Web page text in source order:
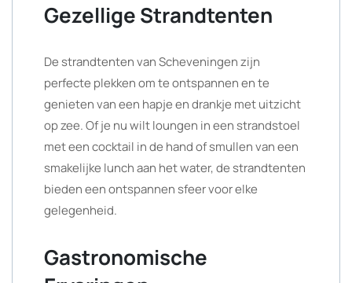
Gezellige Strandtenten
De strandtenten van Scheveningen zijn
perfecte plekken om te ontspannen en te
genieten van een hapje en drankje met uitzicht
op zee. Of je nu wilt loungen in een strandstoel
met een cocktail in de hand of smullen van een
smakelijke lunch aan het water, de strandtenten
bieden een ontspannen sfeer voor elke
gelegenheid.
Gastronomische